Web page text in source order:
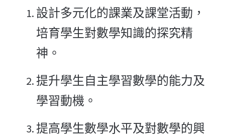
設計多元化的課業及課堂活動，
培育學生對數學知識的探究精
神。
提升學生自主學習數學的能力及
學習動機。
提高學生數學水平及對數學的興